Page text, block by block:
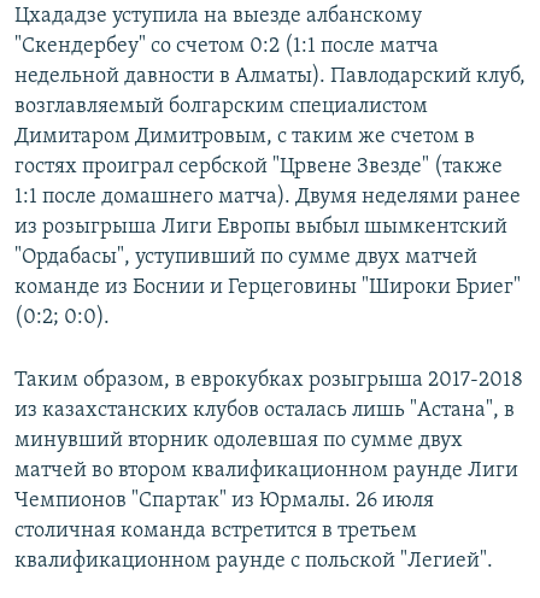
Цхададзе уступила на выезде албанскому
"Скендербеу" со счетом 0:2 (1:1 после матча
недельной давности в Алматы). Павлодарский клуб,
возглавляемый болгарским специалистом
Димитаром Димитровым, с таким же счетом в
гостях проиграл сербской "Црвене Звезде" (также
1:1 после домашнего матча). Двумя неделями ранее
из розыгрыша Лиги Европы выбыл шымкентский
"Ордабасы", уступивший по сумме двух матчей
команде из Боснии и Герцеговины "Широки Бриег"
(0:2; 0:0).
Таким образом, в еврокубках розыгрыша 2017-2018
из казахстанских клубов осталась лишь "Астана", в
минувший вторник одолевшая по сумме двух
матчей во втором квалификационном раунде Лиги
Чемпионов "Спартак" из Юрмалы. 26 июля
столичная команда встретится в третьем
квалификационном раунде с польской "Легией".